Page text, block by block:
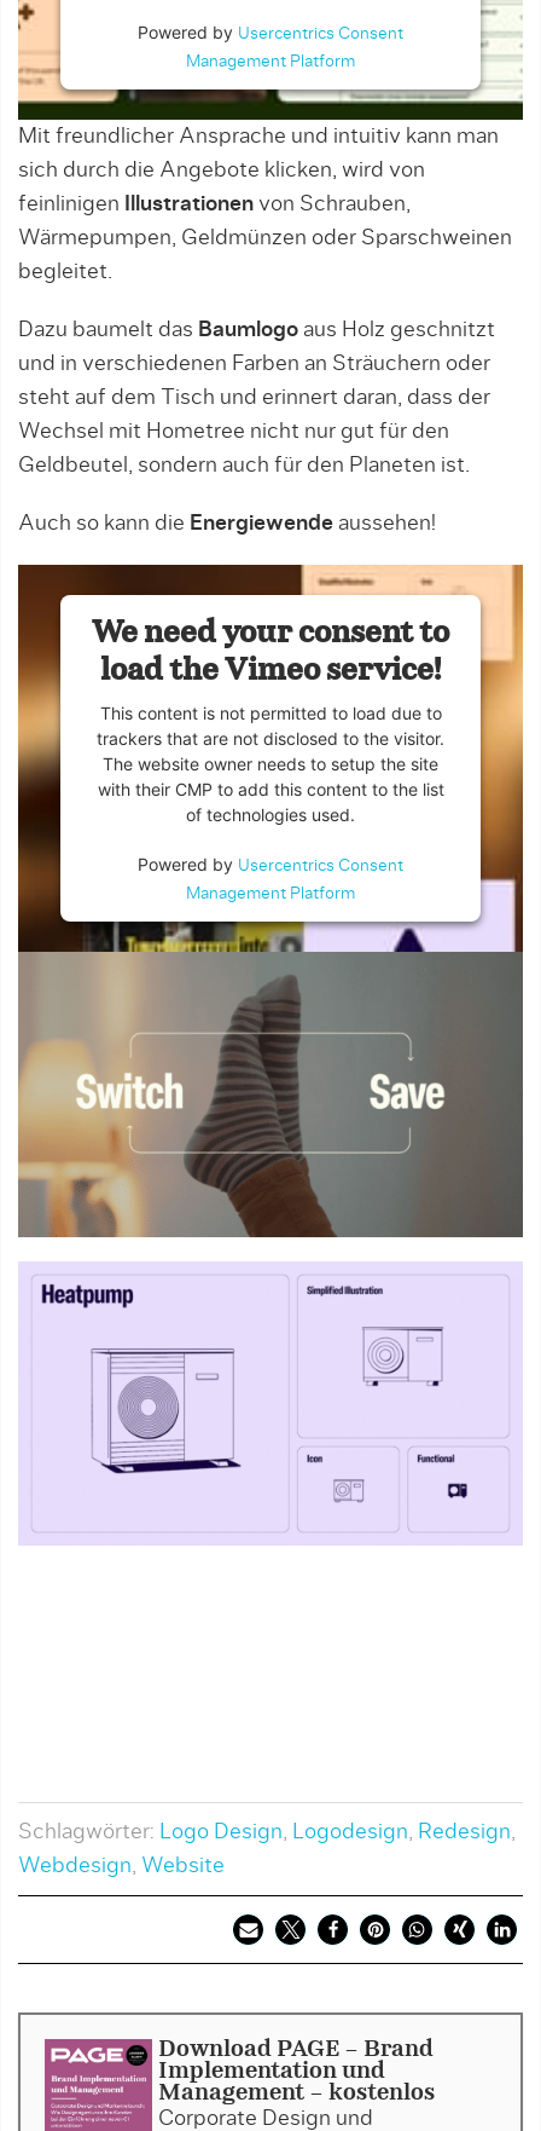
Powered by Usercentrics Consent
Management Platform
Mit freundlicher Ansprache und intuitiv kann man
sich durch die Angebote klicken, wird von
feinlinigen
Illustrationen von Schrauben,
Wärmepumpen, Geldmünzen oder Sparschweinen
begleitet.
Dazu baumelt das Baumlogo aus Holz geschnitzt
und in verschiedenen Farben an Sträuchern oder
steht auf dem Tisch und erinnert daran, dass der
Wechsel mit Hometree nicht nur gut für den
Geldbeutel, sondern auch für den Planeten ist.
Auch so kann die Energiewende aussehen!
We need your consent to
load the Vimeo service!
This content is not permitted to load due to
trackers that are not disclosed to the visitor.
The website owner needs to setup the site
with their CMP to add this content to the list
of technologies used.
Powered by Usercentrics Consent
Management Platform
Schlagwörter: Logo Design, Logodesign, Redesign,
Webdesign, Website
Download PAGE - Brand
Implementation und
Management - kostenlos
Corporate Design und